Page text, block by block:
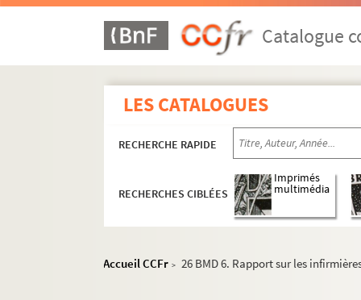
Catalogue
LES CATALOGUES
RECHERCHE RAPIDE
RECHERCHES CIBLÉES
Imprimés
multimédia
Accueil CCFr > 26 BMD 6. Rapport sur les